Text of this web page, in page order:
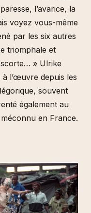
l’avarice, la
voyez vous-même
par les six autres
triomphale et
» Ulrike
à l’œuvre depuis les
souvent
également au
en France.